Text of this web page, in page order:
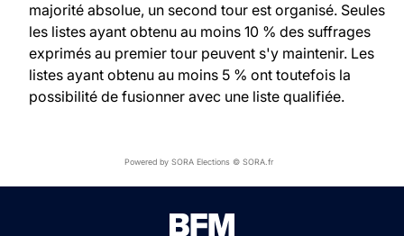
majorité absolue, un second tour est organisé. Seules
les listes ayant obtenu au moins 10 % des suffrages
exprimés au premier tour peuvent s'y maintenir. Les
listes ayant obtenu au moins 5 % ont toutefois la
possibilité de fusionner avec une liste qualifiée.
Powered by SORA Elections © SORA.fr